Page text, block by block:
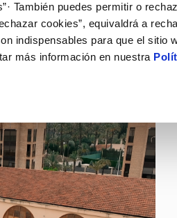
También puedes permitir o
cookies”, equivaldrá a
indispensables para que el sitio
más información en nuestra
de titular
de suministro
VER TODAS LAS
AL CLIENTE
contacto
y afectaciones
e impresos
del agua
consumidor
DE GESTIÓN Y CERTIFICADOS
MEDIDAS ANTIFRAUDE